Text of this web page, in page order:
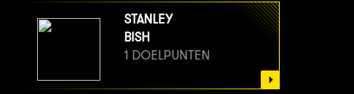
STANLEY
BISH
1 DOELPUNTEN